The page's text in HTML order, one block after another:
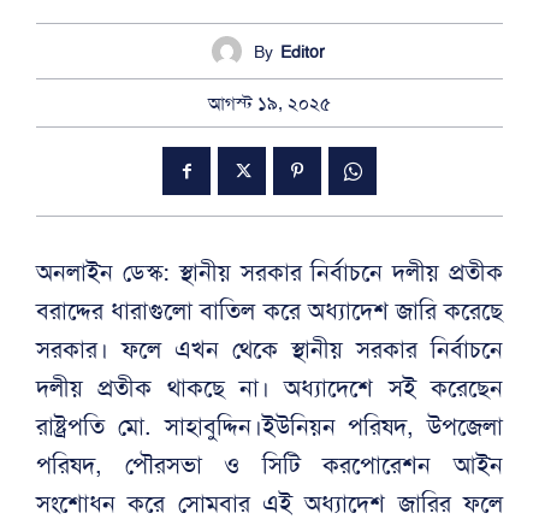
By Editor
আগস্ট ১৯, ২০২৫
অনলাইন ডেস্ক: স্থানীয় সরকার নির্বাচনে দলীয় প্রতীক
বরাদ্দের ধারাগুলো বাতিল করে অধ্যাদেশ জারি করেছে
সরকার। ফলে এখন থেকে স্থানীয় সরকার নির্বাচনে
দলীয় প্রতীক থাকছে না। অধ্যাদেশে সই করেছেন
রাষ্ট্রপতি মো. সাহাবুদ্দিন।ইউনিয়ন পরিষদ, উপজেলা
পরিষদ, পৌরসভা ও সিটি করপোরেশন আইন
সংশোধন করে সোমবার এই অধ্যাদেশ জারির ফলে